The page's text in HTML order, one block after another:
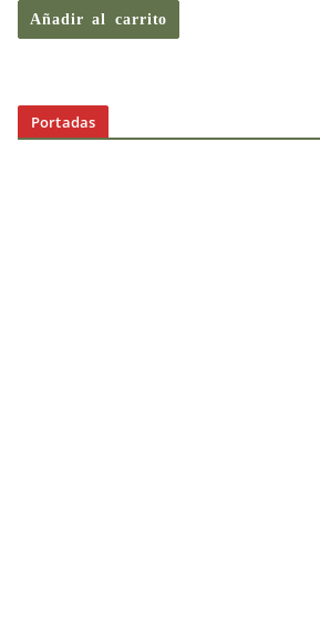
Añadir al carrito
Portadas